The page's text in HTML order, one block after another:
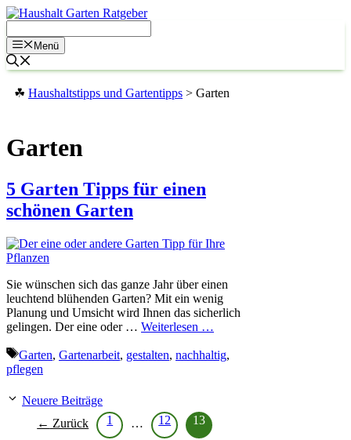
Zum
springenMenü
☘ Haushaltstipps und Gartentipps > Garten
Garten
5 Garten Tipps für einen
schönen Garten
Sie wünschen sich das ganze Jahr über einen
leuchtend blühenden Garten? Mit ein wenig
Planung und Umsicht wird Ihnen das sicherlich
gelingen. Der eine oder … Weiterlesen …
Schlagwörter
Garten, Gartenarbeit, gestalten, nachhaltig,
pflegen
Neuere Beiträge
← Zurück Seite
1 … Seite
12 Seite
13